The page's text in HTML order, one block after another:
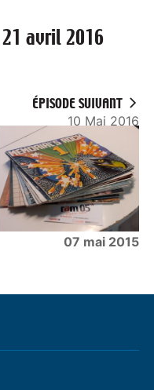
21 avril 2016
ÉPISODE SUIVANT
10 Mai 2016
07 mai 2015